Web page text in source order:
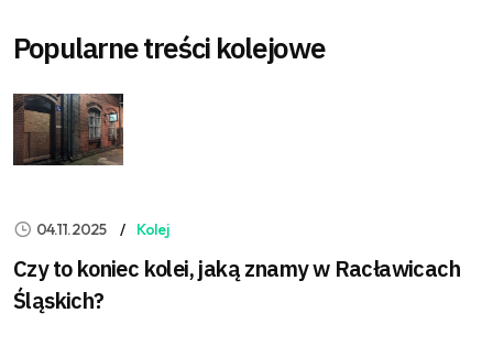
Popularne treści kolejowe
04.11.2025 Kolej
Czy to koniec kolei, jaką znamy w Racławicach
Śląskich?